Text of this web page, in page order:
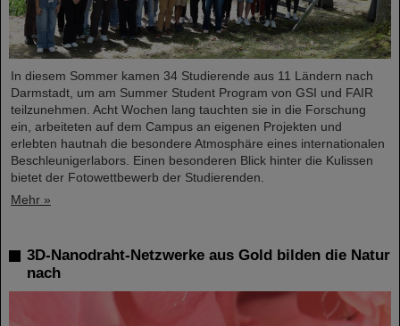
In diesem Sommer kamen 34 Studierende aus 11 Ländern nach
Darmstadt, um am Summer Student Program von GSI und FAIR
teilzunehmen. Acht Wochen lang tauchten sie in die Forschung
ein, arbeiteten auf dem Campus an eigenen Projekten und
erlebten hautnah die besondere Atmosphäre eines internationalen
Beschleunigerlabors. Einen besonderen Blick hinter die Kulissen
bietet der Fotowettbewerb der Studierenden.
Mehr »
3D-Nanodraht-Netzwerke aus Gold bilden die Natur
nach